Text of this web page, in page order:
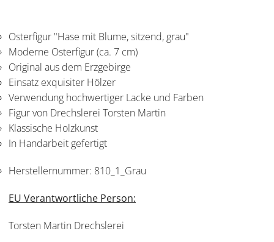
Osterfigur "Hase mit Blume, sitzend, grau"
Moderne Osterfigur (ca. 7 cm)
Original aus dem Erzgebirge
Einsatz exquisiter Hölzer
Verwendung hochwertiger Lacke und Farben
Figur von Drechslerei Torsten Martin
Klassische Holzkunst
In Handarbeit gefertigt
Herstellernummer: 810_1_Grau
EU Verantwortliche Person:
Torsten Martin Drechslerei